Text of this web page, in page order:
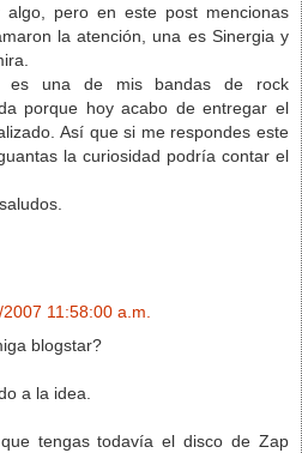
algo, pero en este post mencionas
la atención, una es Sinergia y
es una de mis bandas de rock
porque hoy acabo de entregar el
Así que si me respondes este
la curiosidad podría contar el
11:58:00 a.m.
blogstar?
a la idea.
tengas todavía el disco de Zap